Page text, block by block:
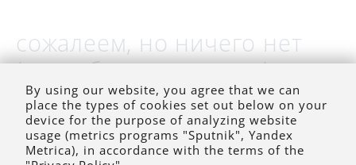
сожалеем, но ничего нет
(на выбранное время)
By using our website, you agree that we can
place the types of cookies set out below on your
device for the purpose of analyzing website
usage (metrics programs "Sputnik", Yandex
Metrica), in accordance with the terms of the